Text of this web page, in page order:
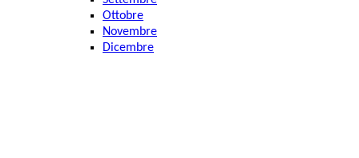
Ottobre
Novembre
Dicembre